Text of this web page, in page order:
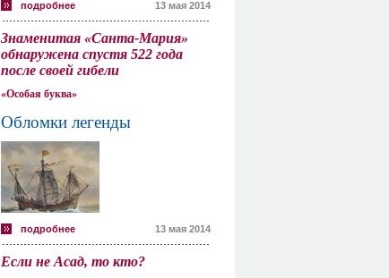
подробнее 13 мая 2014
Знаменитая «Санта-Мария»
обнаружена спустя 522 года
после своей гибели
«Особая буква»
Обломки легенды
подробнее 13 мая 2014
Если не Асад, то кто?